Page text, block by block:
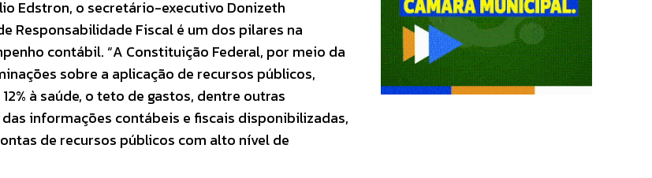
Edstron, o secretário-executivo Donizeth
Responsabilidade Fiscal é um dos pilares na
contábil. “A Constituição Federal, por meio da
sobre a aplicação de recursos públicos,
à saúde, o teto de gastos, dentre outras
informações contábeis e fiscais disponibilizadas,
de recursos públicos com alto nível de